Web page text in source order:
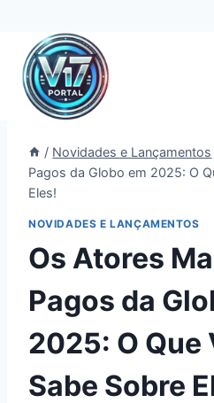
Pular
para
Conteúdo
/ Novidades e Lançamentos
Pagos da Globo em 2025: O
Eles!
NOVIDADES E LANÇAMENTOS
Os Atores
Pagos da
2025: O Que
Sabe Sobre